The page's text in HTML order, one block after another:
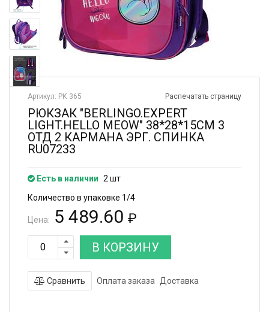
Распечатать страницу
Артикул: РК 365
РЮКЗАК "BERLINGO.EXPERT
LIGHT.HELLO MEOW" 38*28*15СМ 3
ОТД 2 КАРМАНА ЭРГ. СПИНКА
RU07233
Есть в наличии 2 шт
Количество в упаковке 1/4
Цена: 5 489.60 ₽
В КОРЗИНУ
Сравнить Оплата заказа Доставка